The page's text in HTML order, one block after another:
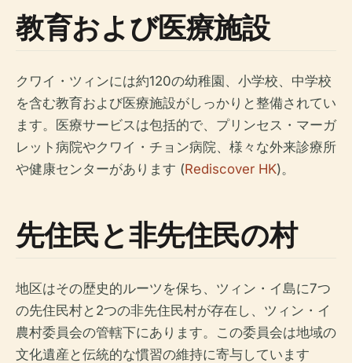
教育および医療施設
クワイ・ツィンには約120の幼稚園、小学校、中学校
を含む教育および医療施設がしっかりと整備されてい
ます。医療サービスは包括的で、プリンセス・マーガ
レット病院やクワイ・チョン病院、様々な外来診療所
や健康センターがあります (Rediscover HK)。
先住民と非先住民の村
地区はその歴史的ルーツを保ち、ツィン・イ島に7つ
の先住民村と2つの非先住民村が存在し、ツィン・イ
農村委員会の管轄下にあります。この委員会は地域の
文化遺産と伝統的な慣習の維持に寄与しています